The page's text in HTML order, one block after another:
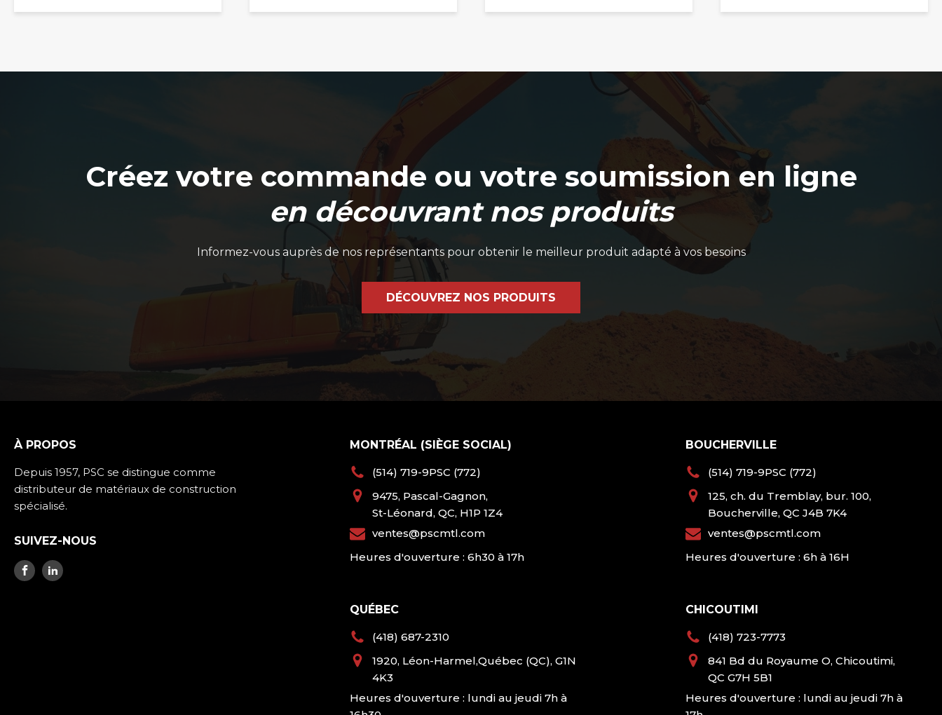
Créez votre commande ou votre soumission en ligne
en découvrant nos produits
Informez-vous auprès de nos représentants pour obtenir le meilleur produit adapté à vos besoins
DÉCOUVREZ NOS PRODUITS
À PROPOS
Depuis 1957, PSC se distingue comme
distributeur de matériaux de construction
spécialisé.
SUIVEZ-NOUS
MONTRÉAL (SIÈGE SOCIAL)
(514) 719-9PSC (772)
9475, Pascal-Gagnon,
St-Léonard, QC, H1P 1Z4
ventes@pscmtl.com
Heures d'ouverture : 6h30 à 17h
QUÉBEC
(418) 687-2310
1920, Léon-Harmel,Québec (QC), G1N
4K3
Heures d'ouverture : lundi au jeudi 7h à
BOUCHERVILLE
(514) 719-9PSC (772)
125, ch. du Tremblay, bur. 100,
Boucherville, QC J4B 7K4
ventes@pscmtl.com
Heures d'ouverture : 6h à 16H
CHICOUTIMI
(418) 723-7773
841 Bd du Royaume O, Chicoutimi,
QC G7H 5B1
Heures d'ouverture : lundi au jeudi 7h à